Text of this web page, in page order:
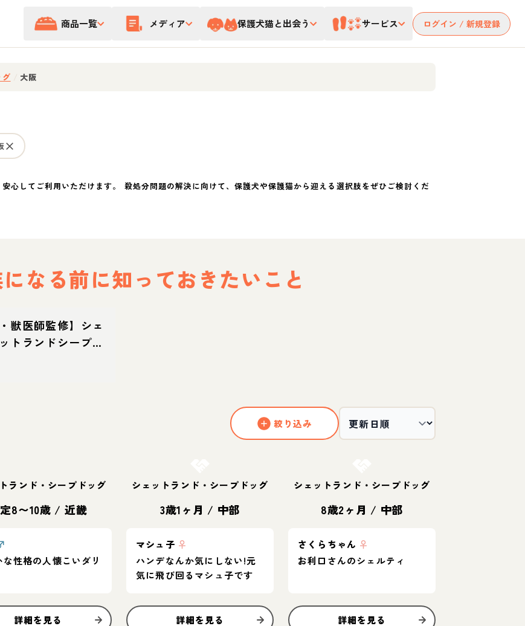
商品一覧 メディア 保護犬猫と出会う サービス ログイン / 新規登録
グ 大阪
心してご利用いただけます。 殺処分問題の解決に向けて、保護犬や保護猫から迎える選択肢をぜひご検討くだ
なる前に知っておきたいこと
獣医師監修】シェ
トランドシープド
な犬？性格・特
え方
絞り込み
ランド・シープドッグ
8〜10歳 / 近畿
性格の人懐こいダリ
詳細を見る
シェットランド・シープドッグ
3歳1ヶ月 / 中部
マシュ子 ♀
ハンデなんか気にしない!元
気に飛び回るマシュ子です
詳細を見る
シェットランド・シープドッグ
8歳2ヶ月 / 中部
さくらちゃん ♀
お利口さんのシェルティ
詳細を見る